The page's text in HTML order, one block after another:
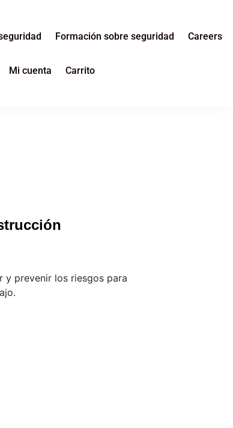
Formación sobre seguridad Careers
Mi cuenta Carrito
y prevenir los riesgos para